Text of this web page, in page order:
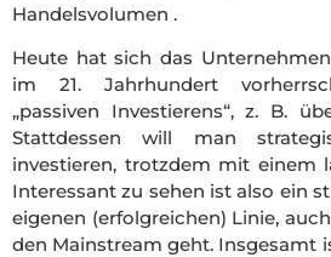
Handelsvolumen .
Heute hat sich das
im 21. Jahrhundert
„passiven Investierens“, z. B.
Stattdessen will man
investieren, trotzdem mit einem
Interessant zu sehen ist also ein
eigenen (erfolgreichen) Linie,
den Mainstream geht. Insgesamt